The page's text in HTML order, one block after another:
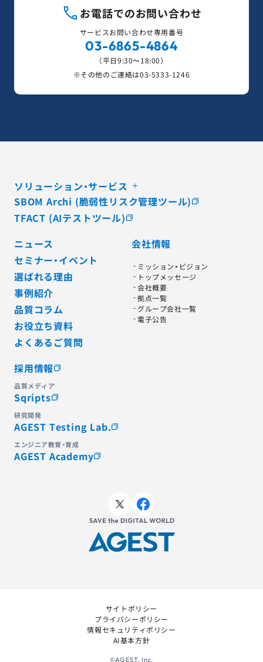
お電話でのお問い合わせ
サービスお問い合わせ専用番号
03-6865-4864
（平日9:30〜18:00）
※その他のご連絡は03-5333-1246
ソリューション・サービス
SBOM Archi (脆弱性リスク管理ツール)
TFACT (AIテストツール)
ニュース
セミナー・イベント
選ばれる理由
事例紹介
品質コラム
お役立ち資料
よくあるご質問
会社情報
ミッション・ビジョン
トップメッセージ
会社概要
拠点一覧
グループ会社一覧
電子公告
採用情報
品質メディア
Sqripts
研究開発
AGEST Testing Lab.
エンジニア教育・育成
AGEST Academy
サイトポリシー
プライバシーポリシー
情報セキュリティポリシー
AI基本方針
©AGEST, Inc.